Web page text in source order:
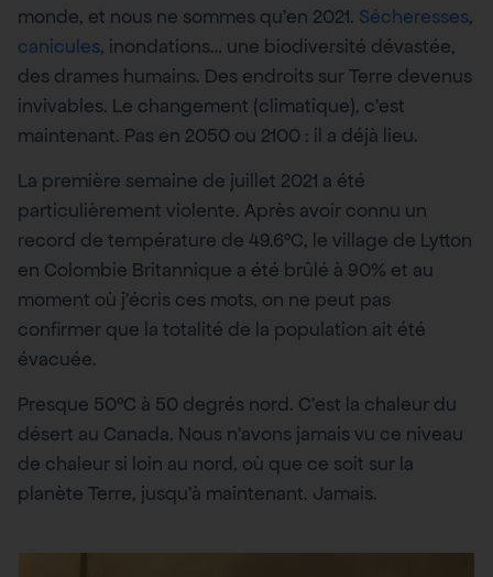
monde, et nous ne sommes qu’en 2021. Sécheresses,
canicules, inondations… une biodiversité dévastée,
des drames humains. Des endroits sur Terre devenus
invivables. Le changement (climatique), c’est
maintenant. Pas en 2050 ou 2100 : il a déjà lieu.
La première semaine de juillet 2021 a été
particulièrement violente. Après avoir connu un
record de température de 49.6°C, le village de Lytton
en Colombie Britannique a été brûlé à 90% et au
moment où j’écris ces mots, on ne peut pas
confirmer que la totalité de la population ait été
évacuée.
Presque 50°C à 50 degrés nord. C’est la chaleur du
désert au Canada. Nous n’avons jamais vu ce niveau
de chaleur si loin au nord, où que ce soit sur la
planète Terre, jusqu’à maintenant. Jamais.